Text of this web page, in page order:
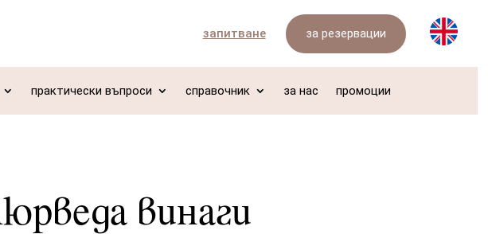
запитване за резервации
практически въпроси справочник за нас промоции
винаги